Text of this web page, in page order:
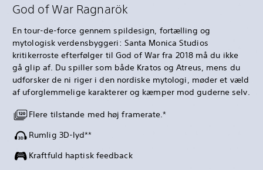
God of War Ragnarök
En tour-de-force gennem spildesign, fortælling og
mytologisk verdensbyggeri: Santa Monica Studios
kritikerroste efterfølger til God of War fra 2018 må du ikke
gå glip af. Du spiller som både Kratos og Atreus, mens du
udforsker de ni riger i den nordiske mytologi, møder et væld
af uforglemmelige karakterer og kæmper mod guderne selv.
Flere tilstande med høj framerate.*
Rumlig 3D-lyd**
Kraftfuld haptisk feedback